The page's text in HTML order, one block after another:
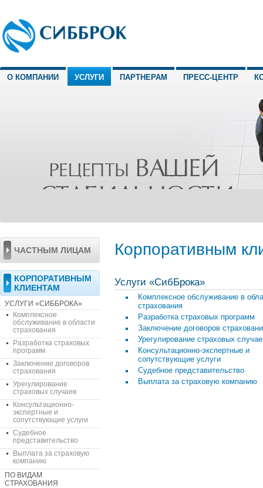
О КОМПАНИИ УСЛУГИ ПАРТНЕРАМ ПРЕСС-ЦЕНТР
ЧАСТНЫМ ЛИЦАМ
КОРПОРАТИВНЫМ
КЛИЕНТАМ
УСЛУГИ «СИББРОКА»
Комплексное
обслуживание в области
страхования
Разработка страховых
программ
Заключение договоров
страхования
Урегулирование
страховых случаев
Консультационно-
экспертные и
сопутствующие услуги
Судебное
представительство
Выплата за страховую
компанию
ПО ВИДАМ
СТРАХОВАНИЯ
Корпоративным
Услуги «СибБрока»
Комплексное обслуживание в
страхования
Разработка страховых программ
Заключение договоров
Урегулирование страховых
Консультационно-экспертные и
сопутствующие услуги
Судебное представительство
Выплата за страховую компанию